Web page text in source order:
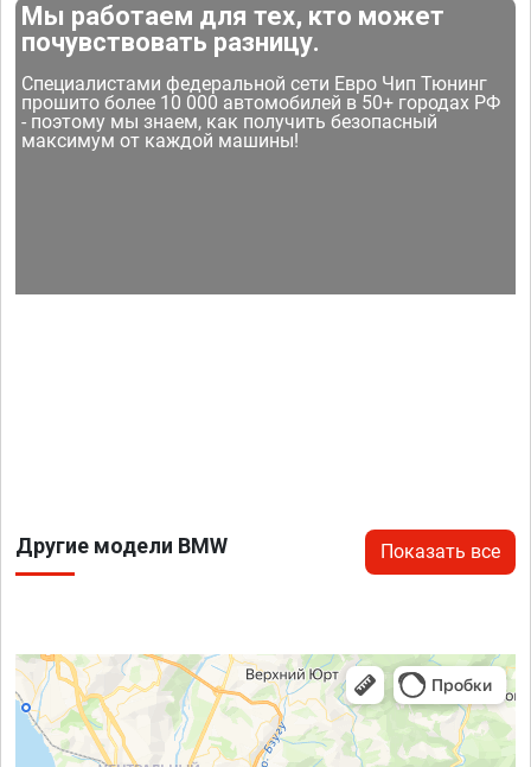
Мы работаем для тех, кто может
почувствовать разницу.
Специалистами федеральной сети Евро Чип Тюнинг
прошито более 10 000 автомобилей в 50+ городах РФ
- поэтому мы знаем, как получить безопасный
максимум от каждой машины!
Другие модели BMW Показать все